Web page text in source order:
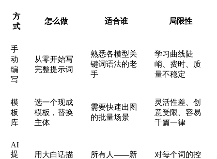
方
式
怎么做 适合谁 局限性
手
动
编
写
从零开始写
完整提示词
熟悉各模型关
键词语法的老
手
学习曲线陡
峭、费时、质
量不稳定
模
板
库
选一个现成
模板，替换
主体
需要快速出图
的批量场景
灵活性差、创
意受限、容易
千篇一律
AI
提
用大白话描
所有人——新
对每个词的控